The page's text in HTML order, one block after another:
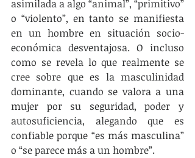
asimilada a algo “animal”, “primitivo”
o “violento”, en tanto se manifiesta
en un hombre en situación socio-
económica desventajosa. O incluso
como se revela lo que realmente se
cree sobre que es la masculinidad
dominante, cuando se valora a una
mujer por su seguridad, poder y
autosuficiencia, alegando que es
confiable porque “es más masculina”
o “se parece más a un hombre”.